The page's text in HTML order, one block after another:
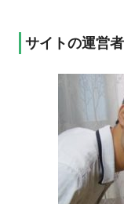
サイトの運営者